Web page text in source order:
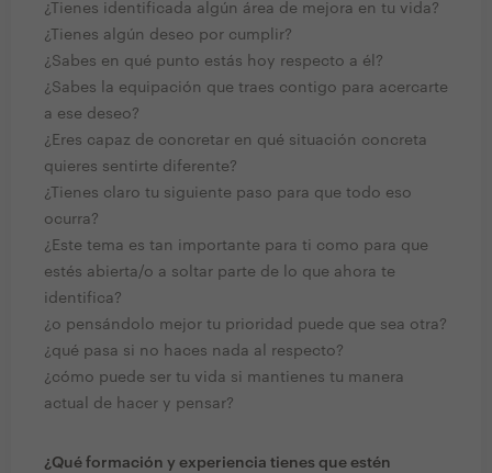
¿Tienes identificada algún área de mejora en tu vida?
¿Tienes algún deseo por cumplir?
¿Sabes en qué punto estás hoy respecto a él?
¿Sabes la equipación que traes contigo para acercarte
a ese deseo?
¿Eres capaz de concretar en qué situación concreta
quieres sentirte diferente?
¿Tienes claro tu siguiente paso para que todo eso
ocurra?
¿Este tema es tan importante para ti como para que
estés abierta/o a soltar parte de lo que ahora te
identifica?
¿o pensándolo mejor tu prioridad puede que sea otra?
¿qué pasa si no haces nada al respecto?
¿cómo puede ser tu vida si mantienes tu manera
actual de hacer y pensar?
¿Qué formación y experiencia tienes que estén